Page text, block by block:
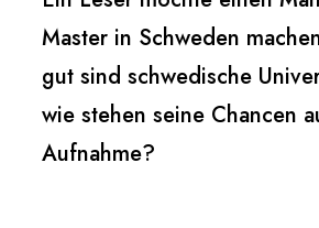
Master in Schweden
gut sind schwedische
wie stehen seine Chancen
Aufnahme?